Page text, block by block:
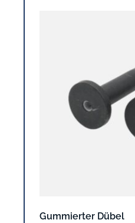
Gummierter Dübel